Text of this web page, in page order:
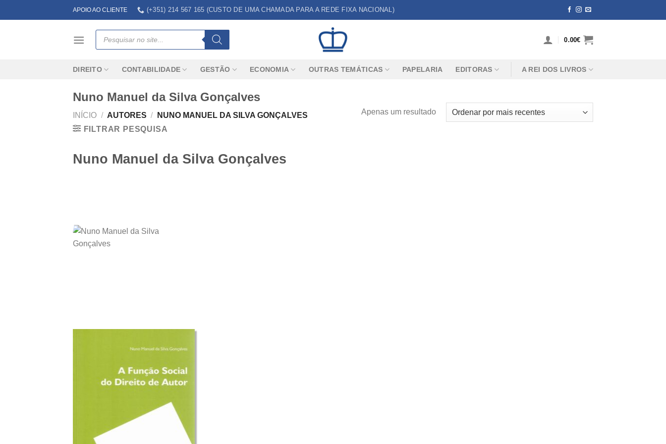
to
APOIO AO CLIENTE (+351) 214 567 165 (CUSTO DE UMA CHAMADA PARA A REDE FIXA NACIONAL)
Products
search
0.00€
DIREITO CONTABILIDADE GESTÃO ECONOMIA OUTRAS TEMÁTICAS PAPELARIA EDITORAS A REI DOS LIVROS
Nuno Manuel da Silva Gonçalves
INÍCIO / AUTORES /
NUNO MANUEL DA SILVA GONÇALVES
FILTRAR PESQUISA
Apenas um resultado
Nuno Manuel da Silva Gonçalves